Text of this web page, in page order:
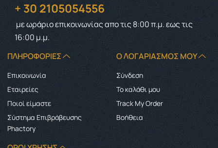
+ 30 2105054556
με ωράριο επικοινωνίαςαπο τις 8:00 π.μ. εως τις
16:00 μ.μ.
ΠΛΗΡΟΦΟΡΊΕΣ
Επικοινωνία
Εταιρείες
Ποιοί είμαστε
Σύστημα Επιβράβευσης
Phactory
Ο ΛΟΓΑΡΙΑΣΜΌΣ ΜΟΥ
Σύνδεση
Το καλάθι μου
Track My Order
Boήθεια